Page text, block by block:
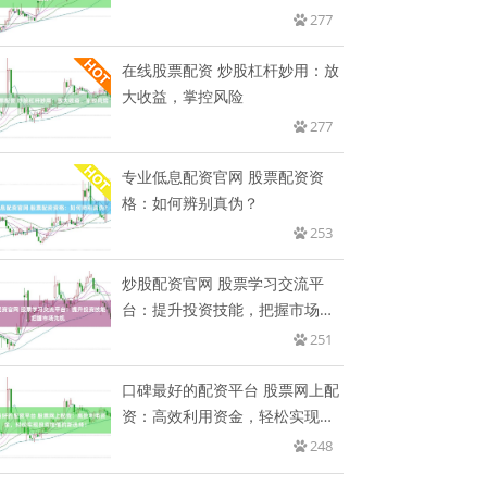
277
在线股票配资 炒股杠杆妙用：放
大收益，掌控风险
277
专业低息配资官网 股票配资资
格：如何辨别真伪？
253
炒股配资官网 股票学习交流平
台：提升投资技能，把握市场先
251
口碑最好的配资平台 股票网上配
资：高效利用资金，轻松实现投
248